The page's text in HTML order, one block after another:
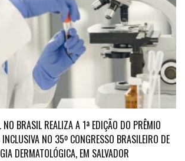
NO BRASIL REALIZA A 1ª EDIÇÃO DO PRÊMIO
NO 35º CONGRESSO BRASILEIRO DE
DERMATOLÓGICA, EM SALVADOR